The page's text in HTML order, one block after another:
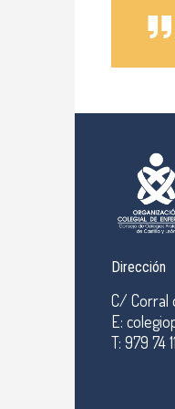
Dirección
C/ Corral
E:
T: 979 74